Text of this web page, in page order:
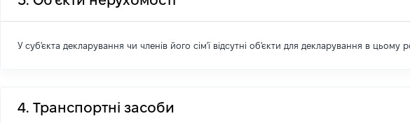
У суб'єкта декларування чи членів його сім'ї відсутні об'єкти для декларування в цьому
4. Транспортні засоби